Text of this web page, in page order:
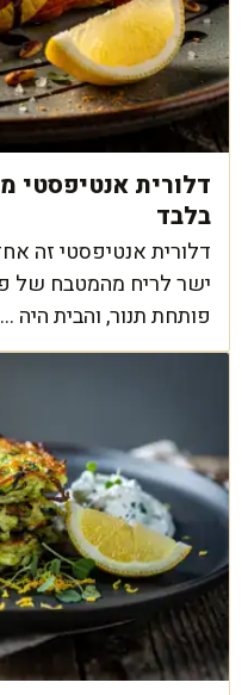
בלבד
דלורית אנטיפסטי זה
ישר לריח מהמטבח של
פותחת תנור, והבית היה ...